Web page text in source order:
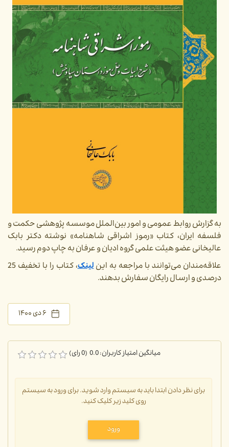
به گزارش روابط عمومی و امور بین‌الملل موسسه پژوهشی حکمت و
فلسفه ایران، کتاب «رموز اشراقی شاهنامه» نوشته دکتر بابک
عالیخانی عضو هیئت علمی گروه ادیان و عرفان به چاپ دوم رسید.
علاقه‌مندان می‌توانند با مراجعه به اینلینک
، کتاب را با تخفیف 25
درصدی و ارسال رایگان سفارش بدهند.
۶ دی ۱۴۰۰
میانگین امتیاز کاربران: 0.0 (0 رای)
برای نظر دادن ابتدا باید به سیستم وارد شوید. برای ورود به سیستم
روی کلید زیر کلیک کنید.
ورود